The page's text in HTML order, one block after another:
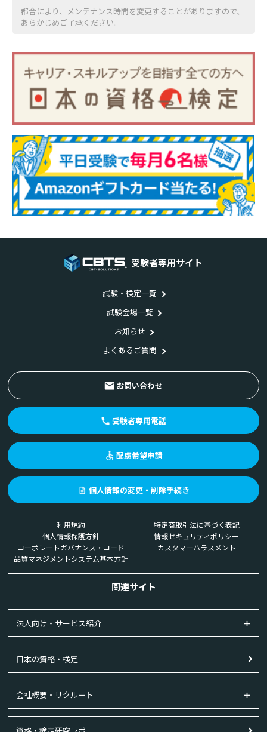
都合により、メンテナンス時間を変更することがありますので、
あらかじめご了承ください。
受験者専用サイト
試験・検定一覧
試験会場一覧
お知らせ
よくあるご質問
お問い合わせ
受験者専用電話
配慮希望申請
個人情報の変更・削除手続き
利用規約
特定商取引法に基づく表記
個人情報保護方針
情報セキュリティポリシー
コーポレートガバナンス・コード
カスタマーハラスメント
品質マネジメントシステム基本方針
関連サイト
法人向け・サービス紹介
日本の資格・検定
会社概要・リクルート